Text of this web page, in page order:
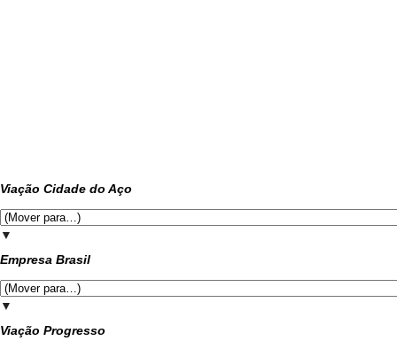
Viação Cidade do Aço
▼
Empresa Brasil
▼
Viação Progresso